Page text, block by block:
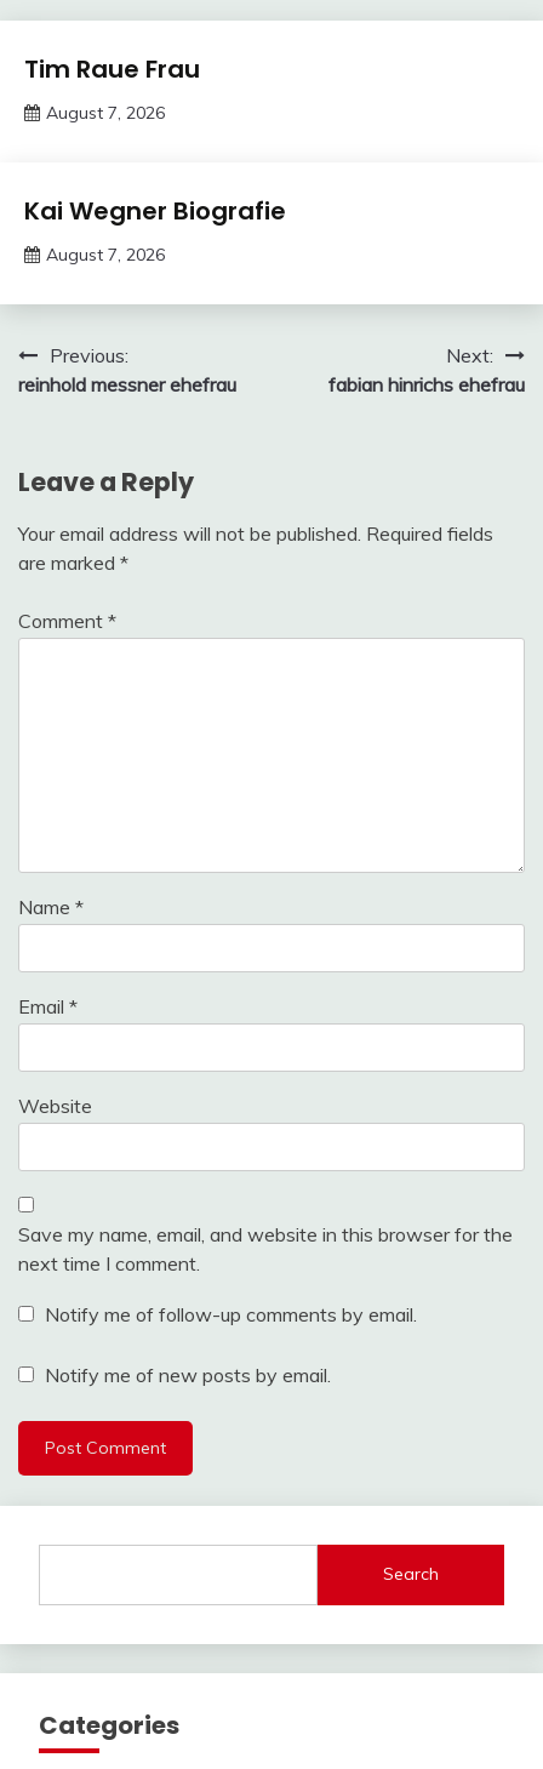
Trends
Tim Raue Frau
August 7, 2026
Trends
Kai Wegner Biografie
August 7, 2026
Meme
Post
navigation
Previous:
reinhold messner ehefrau
Next:
fabian hinrichs ehefrau
Leave a Reply
Your email address will not be published. Required fields
are marked *
Comment *
Name *
Email *
Website
Save my name, email, and website in this browser for the
next time I comment.
Notify me of follow-up comments by email.
Notify me of new posts by email.
Search
Categories